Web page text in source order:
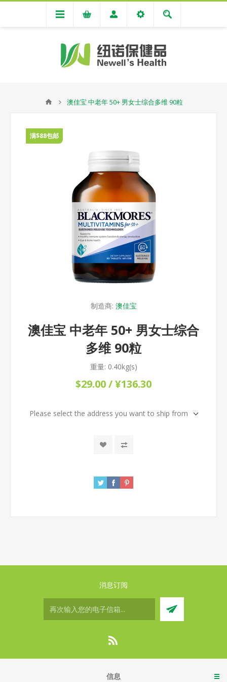
澳佳宝 中老年 50+ 男女士综合多维 90粒
满$88包邮
制造商: 澳佳宝
澳佳宝 中老年 50+ 男女士综合
多维 90粒
重量: 0.40kg(s)
$29.00 / ¥136.30
Please select the address you want to ship from
消息订阅
信息